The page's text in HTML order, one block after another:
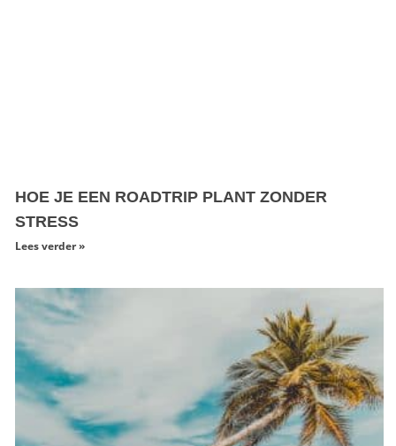
HOE JE EEN ROADTRIP PLANT ZONDER
STRESS
Lees verder »